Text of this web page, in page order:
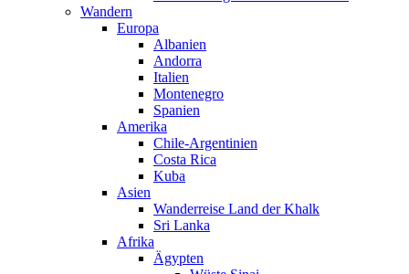
Wandern
Europa
Albanien
Andorra
Italien
Montenegro
Spanien
Amerika
Chile-Argentinien
Costa Rica
Kuba
Asien
Wanderreise Land der Khalk
Sri Lanka
Afrika
Ägypten